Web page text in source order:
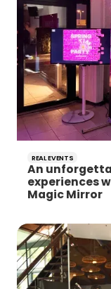
REAL EVENTS
An
experiences
Magic Mirror